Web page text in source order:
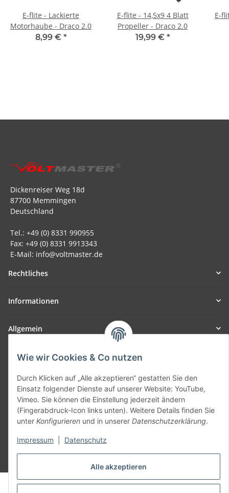
Alle akzeptieren
Wie wir Cookies & Co nutzen
Durch Klicken auf „Alle akzeptieren“ gestatten Sie den
Einsatz folgender Dienste auf unserer Website: YouTube,
Vimeo. Sie können die Einstellung jederzeit ändern
(Fingerabdruck-Icon links unten). Weitere Details finden Sie
unter Konfigurieren und in unserer Datenschutzerklärung.
Impressum Datenschutz
E-flite - Lackierte
Motorhaube - Draco 2.0
8,99 € *
E-flite - 14,5x9 4 Blatt
Propeller - Draco 2.0
19,99 € *
E-
Dickenreiser Weg 18d
87700 Memmingen
Deutschland
Tel.: +49 (0) 8331 990955
Fax: +49 (0) 8331 9913343
E-Mail: info@voltmaster.de
Rechtliches
Informationen
Allgemein
Teil unseres Netzwerks:
Vertrag widerrufen
© voltmaster.de